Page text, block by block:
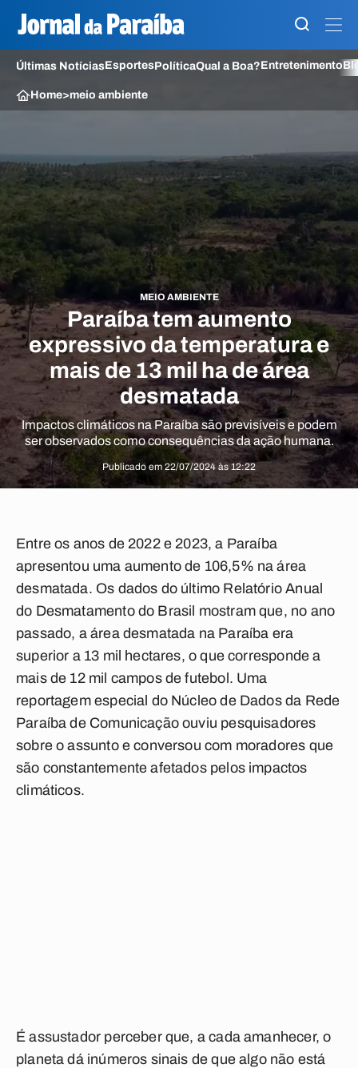
Últimas NotíciasEsportesPolíticaQual a Boa?Entretenimento
Home>meio ambiente
MEIO AMBIENTE
Paraíba tem aumento
expressivo da temperatura e
mais de 13 mil ha de área
desmatada
Impactos climáticos na Paraíba são previsíveis e podem
ser observados como consequências da ação humana.
Publicado em 22/07/2024 às 12:22
Entre os anos de 2022 e 2023, a Paraíba
apresentou uma aumento de 106,5% na área
desmatada. Os dados do último Relatório Anual
do Desmatamento do Brasil mostram que, no ano
passado, a área desmatada na Paraíba era
superior a 13 mil hectares, o que corresponde a
mais de 12 mil campos de futebol. Uma
reportagem especial do Núcleo de Dados da Rede
Paraíba de Comunicação ouviu pesquisadores
sobre o assunto e conversou com moradores que
são constantemente afetados pelos impactos
climáticos.
É assustador perceber que, a cada amanhecer, o
planeta dá inúmeros sinais de que algo não está